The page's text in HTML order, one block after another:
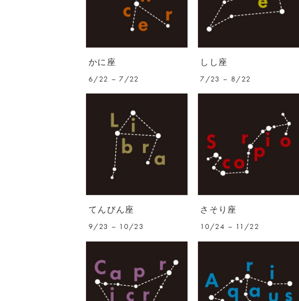
かに座
6/22 – 7/22
しし座
7/23 – 8/22
てんびん座
9/23 – 10/23
さそり座
10/24 – 11/22